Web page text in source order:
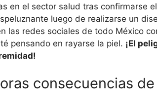
en el sector salud tras confirmarse
luego de realizarse un
las redes sociales de todo México
pensando en rayarse la piel. ¡El
consecuencias